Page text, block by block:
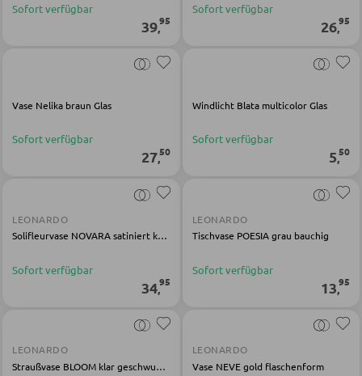
Jugendbetten
Jugendkleiderschränke
SCHREIBTISCHE
Holz-Schreibtische
Schreibtischkombinationen
Sofort verfügbar
39,95
Sofort verfügbar
26,95
Vase Nelika braun Glas
Sofort verfügbar
27,50
Windlicht Blata multicolor Glas
Sofort verfügbar
5,50
LEONARDO
Solifleurvase NOVARA satiniert konisch
Sofort verfügbar
34,95
LEONARDO
Tischvase POESIA grau bauchig
Sofort verfügbar
13 ,95
LEONARDO
Straußvase BLOOM klar geschwungen
LEONARDO
Vase NEVE gold flaschenform